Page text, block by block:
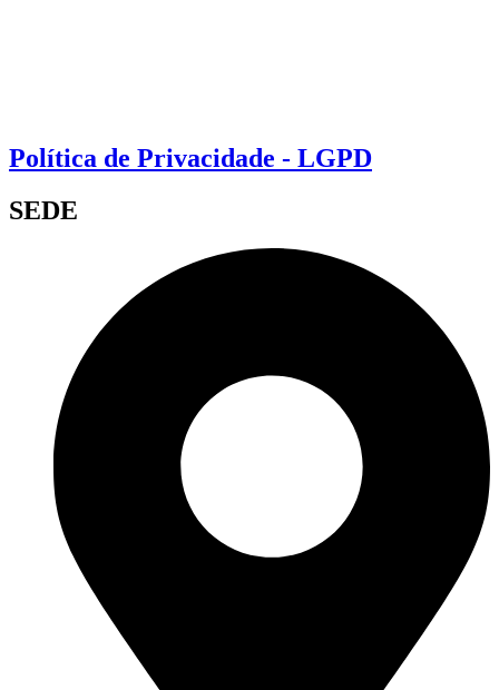
Política de Privacidade - LGPD
SEDE